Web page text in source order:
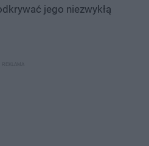
jego niezwykłą